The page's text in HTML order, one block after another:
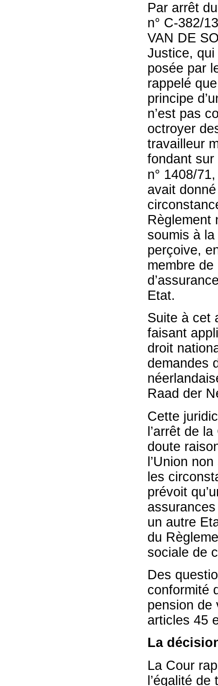
Par arrêt
n° C-382/
VAN DE
Justice,
posée par
rappelé
principe
n’est pas
octroyer
travailleur
fondant sur
n° 1408/
avait
Règlement
soumis à la
perçoive,
membre
Etat.
Suite à cet
faisant
droit
demandes
Raad der
Cette
l’arrêt de
doute
l’Union
les
prévoit
un autre
du
sociale de
Des
conformité
pension de
articles 45
La
La Cour
l’égalité